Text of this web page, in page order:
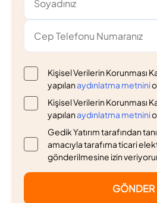
Kişisel Verilerin Korunması
yapılanaydınlatma metnini
Kişisel Verilerin Korunması
yapılanaydınlatma metnini
Gedik Yatırım tarafından
amacıyla tarafıma ticari
gönderilmesine izin
GÖNDER